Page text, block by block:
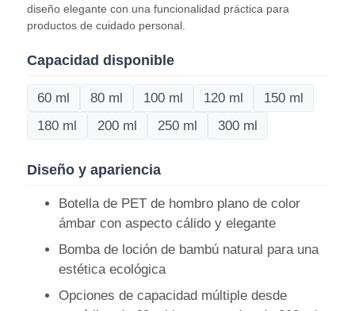
Inicio
Productos
Sobre nosotros
diseño elegante con una funcionalidad práctica para
productos de cuidado personal.
Capacidad disponible
60 ml 80 ml 100 ml 120 ml
150 ml
180 ml
200 ml 250 ml 300 ml
Diseño y apariencia
Botella de PET de hombro plano de color
ámbar con aspecto cálido y elegante
Bomba de loción de bambú natural para una
estética ecológica
Opciones de capacidad múltiple desde